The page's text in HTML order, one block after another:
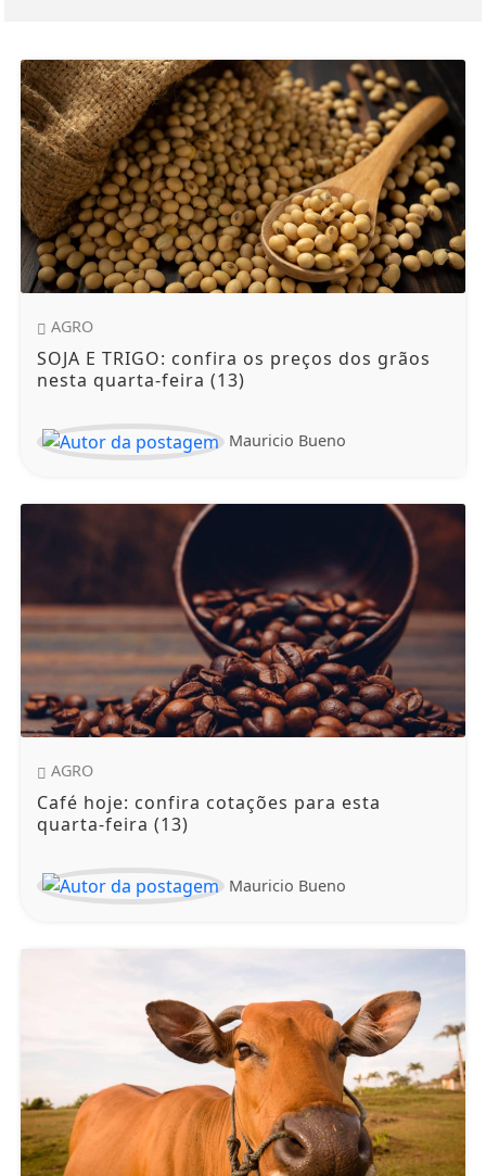
AGRO
SOJA E TRIGO: confira os preços dos grãos
nesta quarta-feira (13)
Mauricio Bueno
AGRO
Café hoje: confira cotações para esta
quarta-feira (13)
Mauricio Bueno